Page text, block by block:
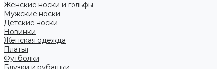
Женские носки и гольфы
Мужские носки
Детские носки
Новинки
Женская одежда
Платья
Футболки
Блузки и рубашки